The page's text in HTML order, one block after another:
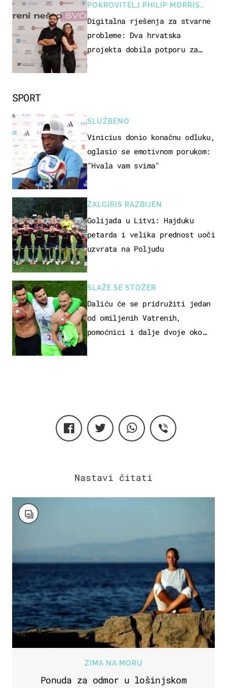
SPORT
SLUŽBENO
Vinicius donio konačnu odluku,
oglasio se emotivnom porukom:
"Hvala vam svima"
ŽALGIRIS RAZBIJEN
Golijada u Litvi: Hajduku
petarda i velika prednost uoči
uzvrata na Poljudu
SLAŽE SE STOŽER
Daliću će se pridružiti jedan
od omiljenih Vatrenih,
pomoćnici i dalje dvoje oko
POKROVITELJ PHILIP MORRIS
ZAGREB
Digitalna rješenja za stvarne
probleme: Dva hrvatska
projekta dobila potporu za
ZIMA NA MORU
Ponuda za odmor u lošinjskom